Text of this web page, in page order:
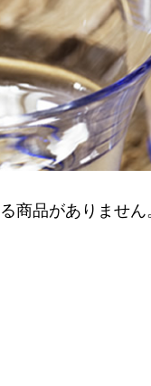
商品がありません